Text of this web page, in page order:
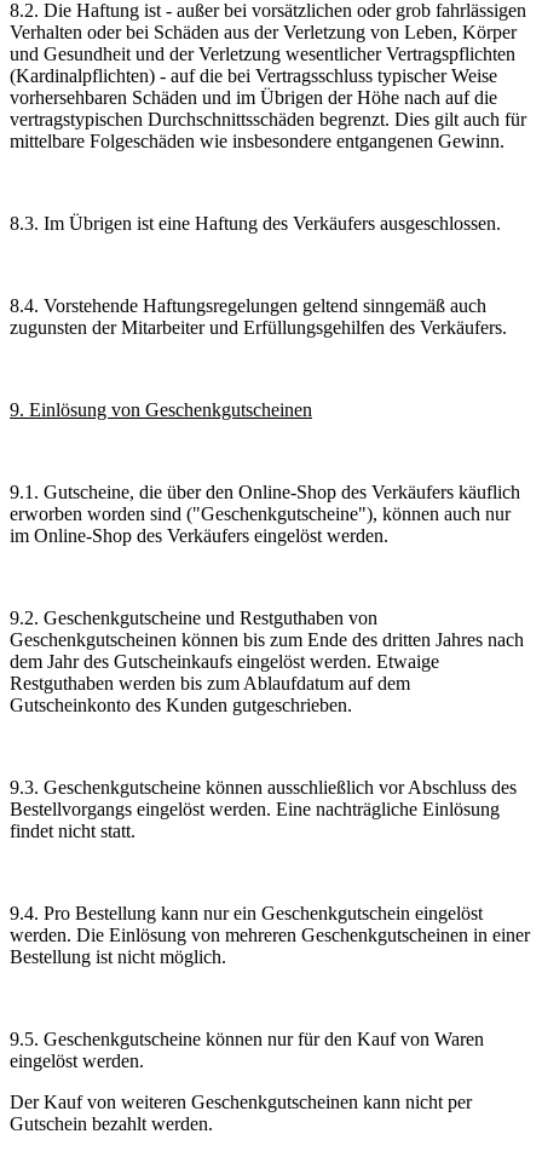
8.2. Die Haftung ist - außer bei vorsätzlichen oder grob fahrlässigen
Verhalten oder bei Schäden aus der Verletzung von Leben, Körper
und Gesundheit und der Verletzung wesentlicher Vertragspflichten
(Kardinalpflichten) - auf die bei Vertragsschluss typischer Weise
vorhersehbaren Schäden und im Übrigen der Höhe nach auf die
vertragstypischen Durchschnittsschäden begrenzt. Dies gilt auch für
mittelbare Folgeschäden wie insbesondere entgangenen Gewinn.
8.3. Im Übrigen ist eine Haftung des Verkäufers ausgeschlossen.
8.4. Vorstehende Haftungsregelungen geltend sinngemäß auch
zugunsten der Mitarbeiter und Erfüllungsgehilfen des Verkäufers.
9. Einlösung von Geschenkgutscheinen
9.1. Gutscheine, die über den Online-Shop des Verkäufers käuflich
erworben worden sind ("Geschenkgutscheine"), können auch nur
im Online-Shop des Verkäufers eingelöst werden.
9.2. Geschenkgutscheine und Restguthaben von
Geschenkgutscheinen können bis zum Ende des dritten Jahres nach
dem Jahr des Gutscheinkaufs eingelöst werden. Etwaige
Restguthaben werden bis zum Ablaufdatum auf dem
Gutscheinkonto des Kunden gutgeschrieben.
9.3. Geschenkgutscheine können ausschließlich vor Abschluss des
Bestellvorgangs eingelöst werden. Eine nachträgliche Einlösung
findet nicht statt.
9.4. Pro Bestellung kann nur ein Geschenkgutschein eingelöst
werden. Die Einlösung von mehreren Geschenkgutscheinen in einer
Bestellung ist nicht möglich.
9.5. Geschenkgutscheine können nur für den Kauf von Waren
eingelöst werden.
Der Kauf von weiteren Geschenkgutscheinen kann nicht per
Gutschein bezahlt werden.